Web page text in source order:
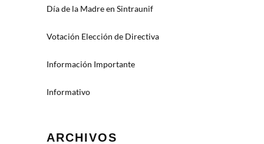
Día de la Madre en Sintraunif
Votación Elección de Directiva
Información Importante
Informativo
ARCHIVOS